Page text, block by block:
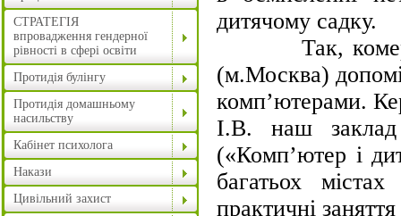
СТРАТЕГІЯ
впровадження гендерної
рівності в сфері освіти
Протидія булінгу
Протидія домашньому
насильству
Кабінет психолога
Накази
Цивільний захист
дитячому садку.
Так,
(м.Москва)
комп’ютерами.
І.В. наш заклад
(«Комп’ютер і
багатьох
практичні